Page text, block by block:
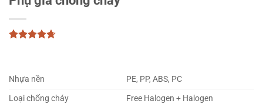
Nhựa nền
PE, PP, ABS, PC
Loại chống cháy
Free Halogen + Halogen